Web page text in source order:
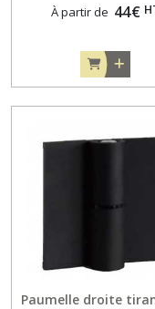
À partir de 44€
Paumelle droite